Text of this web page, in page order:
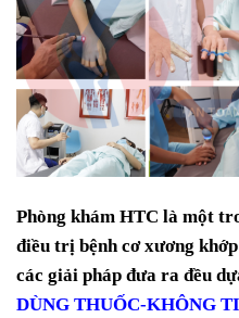
Phòng khám HTC là một
điều trị bệnh cơ xương
các giải pháp đưa ra đều
DÙNG THUỐC-KHÔNG